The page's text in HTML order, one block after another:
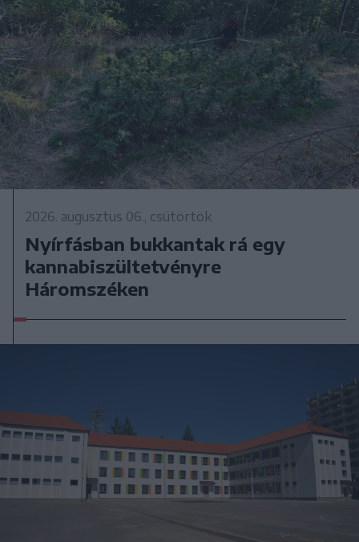
2026. augusztus 06., csütörtök
Nyírfásban bukkantak rá egy
kannabiszültetvényre
Háromszéken